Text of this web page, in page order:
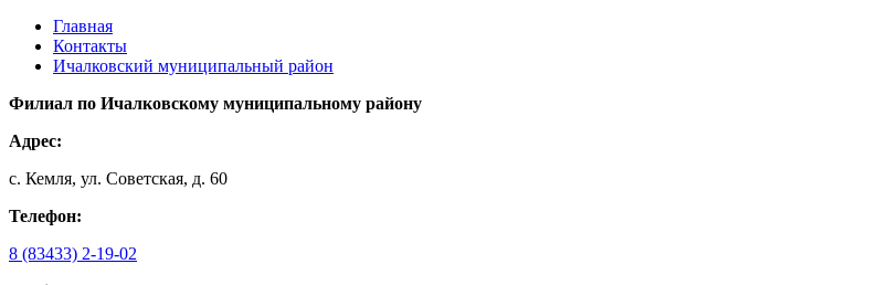
Главная
Контакты
Ичалковский муниципальный район
Филиал по Ичалковскому муниципальному району
Адрес:
с. Кемля, ул. Советская, д. 60
Телефон:
8 (83433) 2-19-02